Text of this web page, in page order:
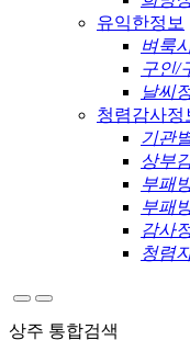
유익한정보
벼룩
구인/
날씨
청렴감사정
기관
상부
부패
부패
감사
청렴
상주 통합검색